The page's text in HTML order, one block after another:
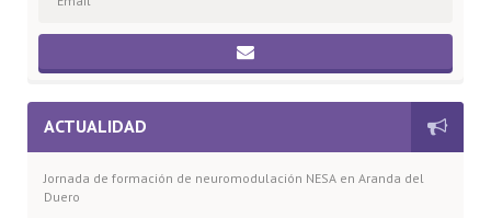
ACTUALIDAD
Jornada de formación de neuromodulación NESA en Aranda del
Duero